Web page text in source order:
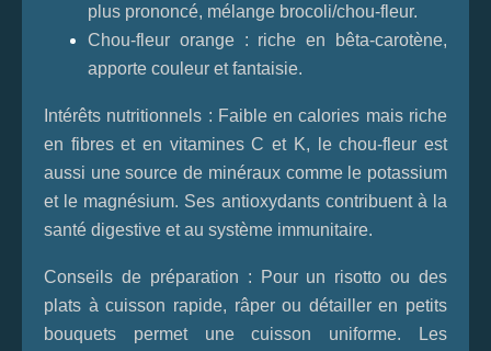
plus prononcé, mélange brocoli/chou‑fleur.
Chou‑fleur orange : riche en bêta‑carotène,
apporte couleur et fantaisie.
Intérêts nutritionnels : Faible en calories mais riche
en fibres et en vitamines C et K, le chou‑fleur est
aussi une source de minéraux comme le potassium
et le magnésium. Ses antioxydants contribuent à la
santé digestive et au système immunitaire.
Conseils de préparation :
Pour un risotto ou des
plats à cuisson rapide, râper ou détailler en petits
bouquets permet une cuisson uniforme. Les